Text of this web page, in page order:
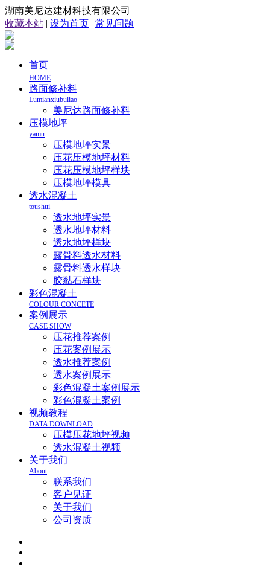
湖南美尼达建材科技有限公司
收藏本站 | 设为首页 | 常见问题
首页
HOME
路面修补料
Lumianxiubuliao
美尼达路面修补料
压模地坪
yamu
压模地坪实景
压花压模地坪材料
压花压模地坪样块
压模地坪模具
透水混凝土
toushui
透水地坪实景
透水地坪材料
透水地坪样块
露骨料透水材料
露骨料透水样块
胶黏石样块
彩色混凝土
COLOUR CONCETE
案例展示
CASE SHOW
压花推荐案例
压花案例展示
透水推荐案例
透水案例展示
彩色混凝土案例展示
彩色混凝土案例
视频教程
DATA DOWNLOAD
压模压花地坪视频
透水混凝土视频
关于我们
About
联系我们
客户见证
关于我们
公司资质